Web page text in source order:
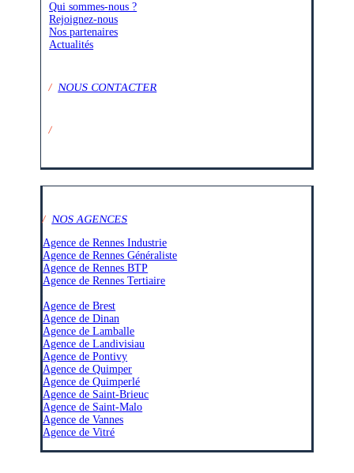
Qui sommes-nous ?
Rejoignez-nous
Nos partenaires
Actualités
/NOUS CONTACTER
/
/ NOS AGENCES
Agence de Rennes Industrie
Agence de Rennes Généraliste
Agence de Rennes BTP
Agence de Rennes Tertiaire
Agence de Brest
Agence de Dinan
Agence de Lamballe
Agence de Landivisiau
Agence de Pontivy
Agence de Quimper
Agence de Quimperlé
Agence de Saint-Brieuc
Agence de Saint-Malo
Agence de Vannes
Agence de Vitré